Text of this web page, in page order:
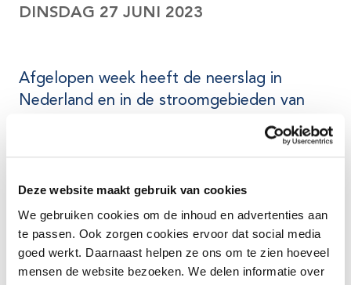
Deze website maakt gebruik van cookies
We gebruiken cookies om de inhoud en advertenties aan
te passen. Ook zorgen cookies ervoor dat social media
goed werkt. Daarnaast helpen ze ons om te zien hoeveel
mensen de website bezoeken. We delen informatie over
DINSDAG 27 JUNI 2023
Afgelopen week heeft de neerslag in
Nederland en in de stroomgebieden van
Rijn en Maas geleid tot een verbetering van
de waterbeschikbaarheid. Rivierafvoeren zijn
grondwaterstanden zijn vooral in het zuiden
en oosten gestabiliseerd of licht gestegen.
Waar mogelijk is de extra
waterbeschikbaarheid benut door water
vast te houden en op de juiste plekken